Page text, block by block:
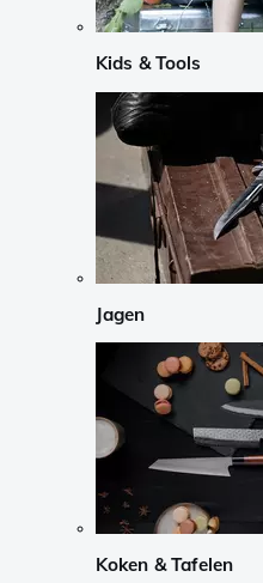
Kids & Tools
Jagen
Koken & Tafelen